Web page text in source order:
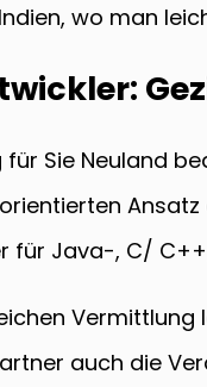
wo man
Sie Neuland
für Java-, C/
Vermittlung
auch die